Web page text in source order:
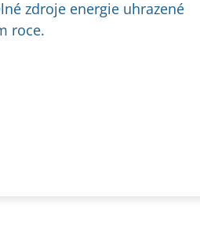
zdroje energie uhrazené
roce.